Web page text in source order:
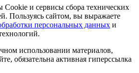
Cookie и сервисы сбора технических
Пользуясь сайтом, вы выражаете
персональных данных и
использовании материалов,
обязательна активная гиперссылка